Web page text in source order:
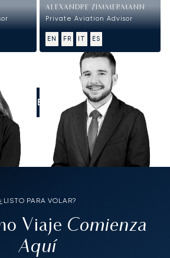
ALEXANDRE ZIMMERMANN
Private Aviation Advisor
EN FR IT ES
LLÁMENOS
¿LISTO PARA VOLAR?
Viaje Comienza
Aquí